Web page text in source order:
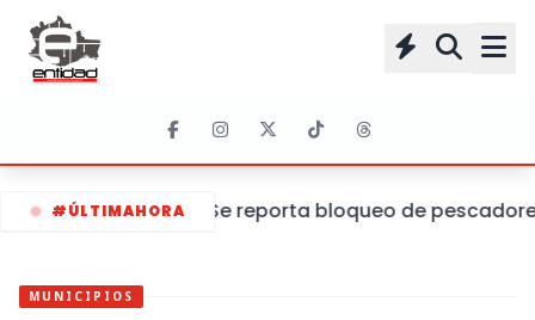
#ÚLTIMAHORA Se reporta bloqueo de
MUNICIPIOS